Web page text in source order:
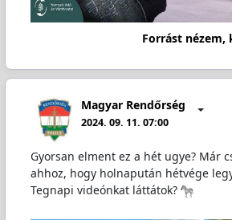
Forrást
Magyar Rendőrség
2024. 09. 11. 07:00
Gyorsan elment ez a hét ugye? Már
ahhoz, hogy holnapután hétvége
Tegnapi videónkat láttátok?